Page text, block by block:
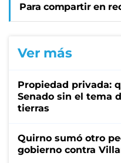
Para compartir en
Ver más
Propiedad privada:
Senado sin el tema
tierras
Quirno sumó otro
gobierno contra